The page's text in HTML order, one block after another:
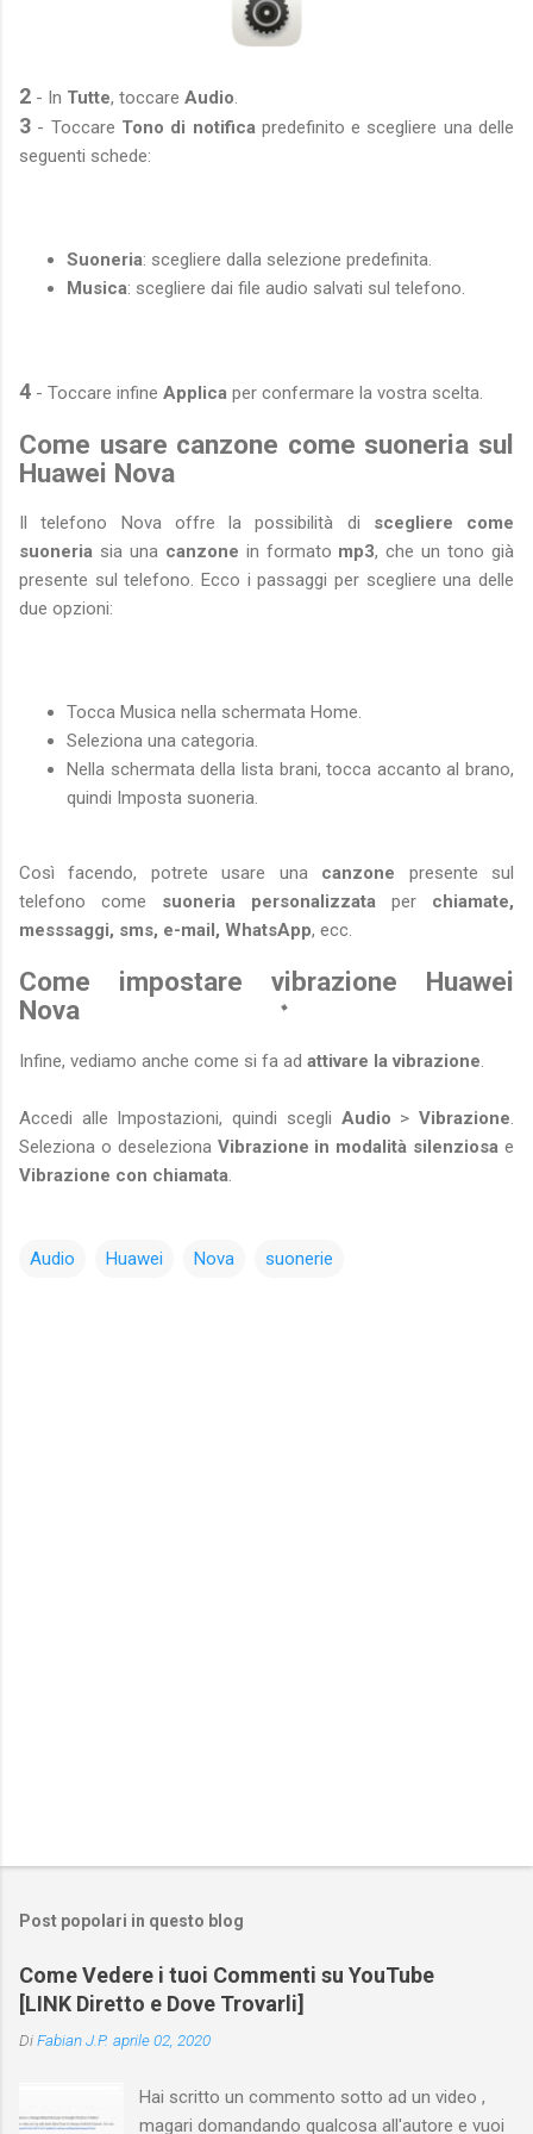
2 - In Tutte, toccare Audio.
3 - Toccare Tono di notificapredefinito e scegliere una delle
seguenti schede:
Suoneria: scegliere dalla selezione predefinita.
Musica: scegliere dai file audio salvati sul telefono.
4 - Toccare infine Applica per confermare la vostra scelta.
Come usare canzone come suoneria sul
Huawei Nova
Il telefono Nova offre la possibilità di scegliere come
suoneria sia una canzone in formato mp3, che un tono già
presente sul telefono. Ecco i passaggi per scegliere una delle
due opzioni:
Tocca Musica nella schermata Home.
Seleziona una categoria.
Nella schermata della lista brani, tocca accanto al brano,
quindi Imposta suoneria.
Così facendo, potrete usare una canzone presente sul
telefono come suoneria personalizzata per chiamate,
messsaggi, sms, e-mail, WhatsApp, ecc.
Come impostare vibrazione Huawei
Nova
Infine, vediamo anche come si fa ad attivare la vibrazione
Accedi alle Impostazioni, quindi scegli Audio >Vibrazione
Seleziona o deseleziona Vibrazione in modalità silenziosa e
Vibrazione con chiamata
Audio Huawei Nova suonerie
Post popolari in questo blog
Come Vedere i tuoi Commenti su YouTube
[LINK Diretto e Dove Trovarli]
DiFabian J.P. aprile 02, 2020
Hai scritto un commento sotto ad un video ,
magari domandando qualcosa all'autore e vuoi